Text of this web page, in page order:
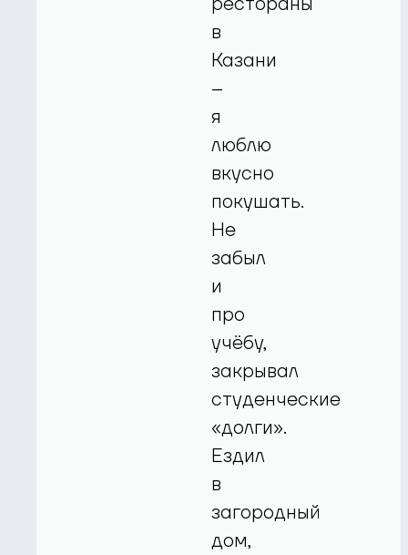
в
Казани
–
я
люблю
вкусно
покушать.
Не
забыл
и
про
учёбу,
закрывал
студенческие
«долги».
Ездил
в
загородный
дом,